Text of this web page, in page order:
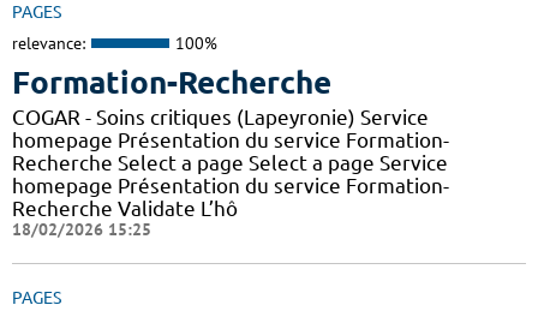
PAGES
relevance: 100%
Formation-Recherche
COGAR - Soins critiques (Lapeyronie) Service
homepage Présentation du service Formation-
Recherche Select a page Select a page Service
homepage Présentation du service Formation-
Recherche Validate L’hô
18/02/2026 15:25
PAGES